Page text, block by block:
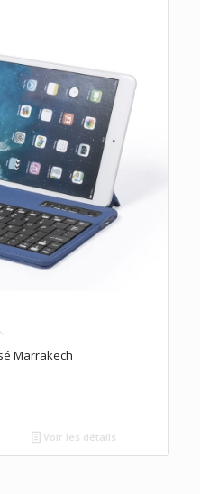
Marrakech
Voir les détails